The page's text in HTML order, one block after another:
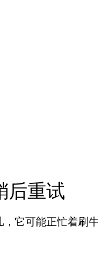
后重试
它可能正忙着刷